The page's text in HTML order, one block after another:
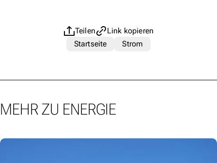
Teilen
Link kopieren
Startseite
Strom
MEHR ZU ENERGIE